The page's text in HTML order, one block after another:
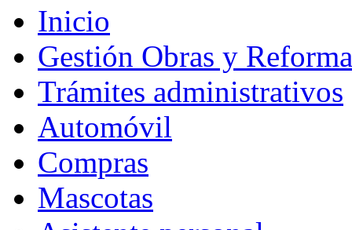
Inicio
Gestión Obras y
Trámites administrativos
Automóvil
Compras
Mascotas